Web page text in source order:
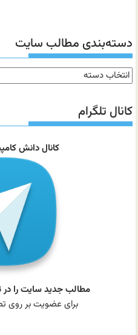
دسته‌بندی مطالب سایت
دسته‌بندی
مطالب
سایت
کانال تلگرام
کانال دانش
مطالب جدید سایت را در
برای عضویت بر روی